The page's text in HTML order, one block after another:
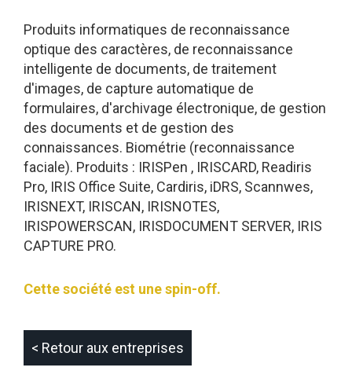
Produits informatiques de reconnaissance
optique des caractères, de reconnaissance
intelligente de documents, de traitement
d'images, de capture automatique de
formulaires, d'archivage électronique, de gestion
des documents et de gestion des
connaissances. Biométrie (reconnaissance
faciale). Produits : IRISPen , IRISCARD, Readiris
Pro, IRIS Office Suite, Cardiris, iDRS, Scannwes,
IRISNEXT, IRISCAN, IRISNOTES,
IRISPOWERSCAN, IRISDOCUMENT SERVER, IRIS
CAPTURE PRO.
Cette société est une spin-off.
< Retour aux entreprises